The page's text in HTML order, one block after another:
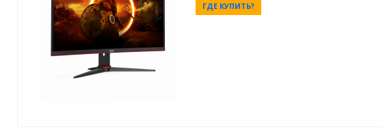
ГДЕ КУПИТЬ?